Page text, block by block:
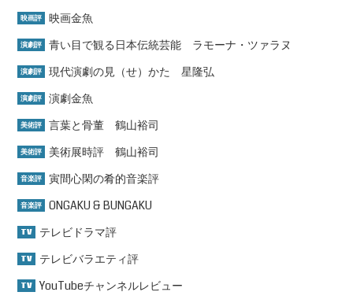
映画評 映画金魚
演劇評 青い目で観る日本伝統芸能 ラモーナ・ツァラヌ
演劇評 現代演劇の見（せ）かた 星隆弘
演劇評 演劇金魚
美術評 言葉と骨董 鶴山裕司
美術評 美術展時評 鶴山裕司
音楽評 寅間心閑の肴的音楽評
音楽評 ONGAKU & BUNGAKU
TV テレビドラマ評
TV テレビバラエティ評
TV YouTubeチャンネルレビュー